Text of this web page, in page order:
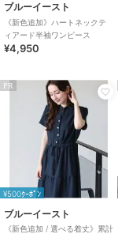
カラー
サイズ
素材
ブルーイースト
《新色追加》ハートネックテ
ィアード半袖ワンピース
¥4,950
PR
¥500ｸｰﾎﾟﾝ
ブルーイースト
《新色追加 / 選べる着丈》累計